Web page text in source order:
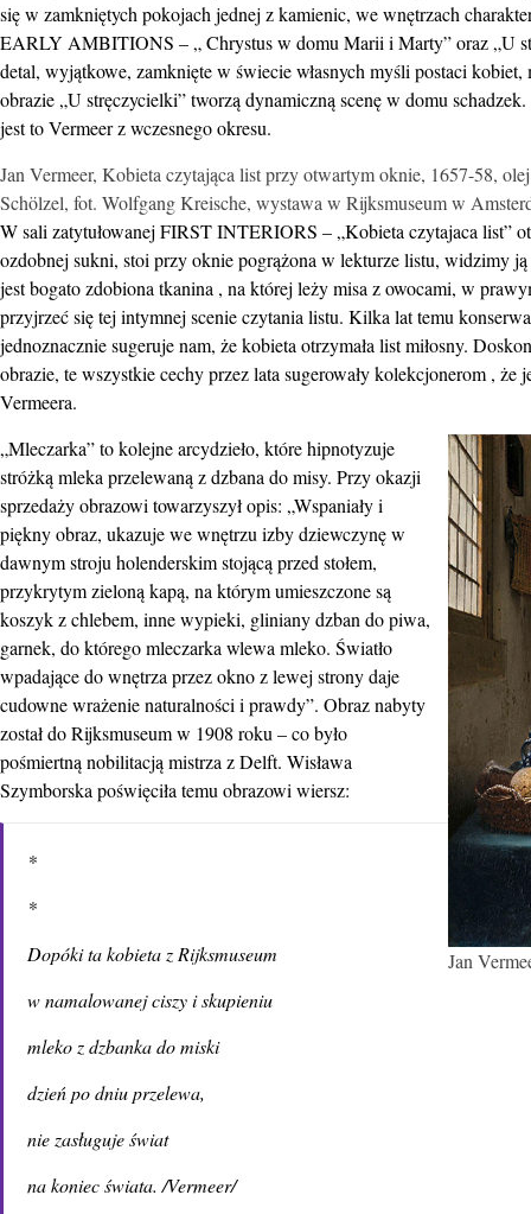
się w zamkniętych pokojach jednej z kamienic, we wnętrzach
EARLY AMBITIONS – „ Chrystus w domu Marii i Marty” oraz „U
detal, wyjątkowe, zamknięte w świecie własnych myśli postaci
obrazie „U stręczycielki” tworzą dynamiczną scenę w domu
jest to Vermeer z wczesnego okresu.
Jan Vermeer, Kobieta czytająca list przy otwartym oknie, 1657-58,
Schölzel, fot. Wolfgang Kreische, wystawa w Rijksmuseum w
W sali zatytułowanej FIRST INTERIORS – „Kobieta czytajaca list”
ozdobnej sukni, stoi przy oknie pogrążona w lekturze listu, widzimy
jest bogato zdobiona tkanina , na której leży misa z owocami, w
przyjrzeć się tej intymnej scenie czytania listu. Kilka lat temu
jednoznacznie sugeruje nam, że kobieta otrzymała list miłosny.
obrazie, te wszystkie cechy przez lata sugerowały kolekcjonerom ,
Vermeera.
Jan
„Mleczarka” to kolejne arcydzieło, które hipnotyzuje
stróżką mleka przelewaną z dzbana do misy. Przy okazji
sprzedaży obrazowi towarzyszył opis: „Wspaniały i
piękny obraz, ukazuje we wnętrzu izby dziewczynę w
dawnym stroju holenderskim stojącą przed stołem,
przykrytym zieloną kapą, na którym umieszczone są
koszyk z chlebem, inne wypieki, gliniany dzban do piwa,
garnek, do którego mleczarka wlewa mleko. Światło
wpadające do wnętrza przez okno z lewej strony daje
cudowne wrażenie naturalności i prawdy”. Obraz nabyty
został do Rijksmuseum w 1908 roku – co było
pośmiertną nobilitacją mistrza z Delft. Wisława
Szymborska poświęciła temu obrazowi wiersz:
*
*
Dopóki ta kobieta z Rijksmuseum
w namalowanej ciszy i skupieniu
mleko z dzbanka do miski
dzień po dniu przelewa,
nie zasługuje świat
na koniec świata. /Vermeer/